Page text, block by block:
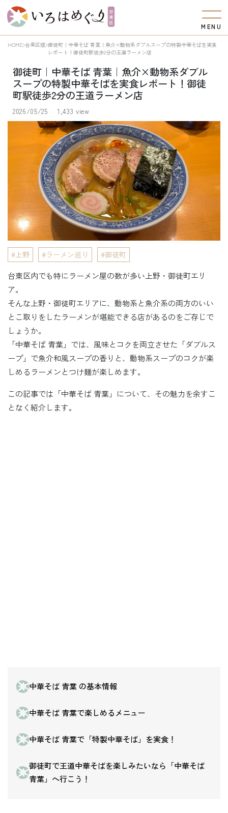
M EN U
HOME 台東区版 御徒町｜中華そば 青葉｜魚介×動物系ダブルスープの特製中華そばを実食
レポート！御徒町駅徒歩2分の王道ラーメン店
御徒町｜中華そば 青葉｜魚介×動物系ダブル
スープの特製中華そばを実食レポート！御徒
町駅徒歩2分の王道ラーメン店
2026/05/25 1,433 view
上野 ラーメン巡り 御徒町
台東区内でも特にラーメン屋の数が多い上野・御徒町エリ
ア。
そんな上野・御徒町エリアに、動物系と魚介系の両方のいい
とこ取りをしたラーメンが堪能できる店があるのをご存じで
しょうか。
「中華そば 青葉」では、風味とコクを両立させた「ダブルス
ープ」で魚介和風スープの香りと、動物系スープのコクが楽
しめるラーメンとつけ麺が楽しめます。
この記事では「中華そば 青葉」について、その魅力を余すこ
となく紹介します。
中華そば 青葉 の基本情報
中華そば 青葉で楽しめるメニュー
中華そば 青葉で「特製中華そば」を実食！
御徒町で王道中華そばを楽しみたいなら「中華そば
青葉」へ行こう！